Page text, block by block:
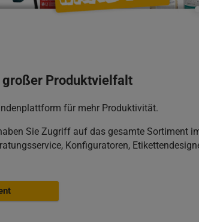
Produktvielfalt
für mehr Produktivität.
Sie Zugriff auf das gesamte Sortiment
Konfiguratoren,